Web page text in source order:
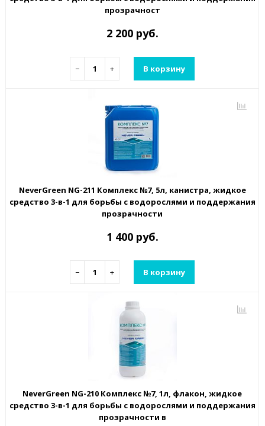
прозрачност
2 200 руб.
− + В корзину
NeverGreen NG-211 Комплекс №7, 5л, канистра, жидкое
средство 3-в-1 для борьбы с водорослями и поддержания
прозрачности
1 400 руб.
− + В корзину
NeverGreen NG-210 Комплекс №7, 1л, флакон, жидкое
средство 3-в-1 для борьбы с водорослями и поддержания
прозрачности в